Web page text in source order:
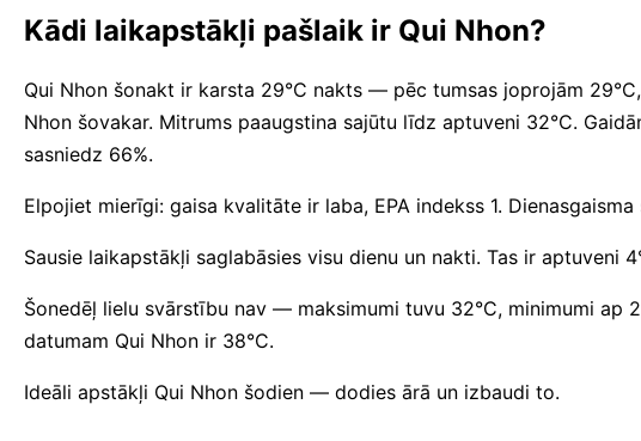
Kādi laikapstākļi pašlaik ir Qui Nhon?
Qui Nhon šonakt ir karsta 29°C nakts — pēc tumsas joprojām
Nhon šovakar. Mitrums paaugstina sajūtu līdz aptuveni 32°C.
sasniedz 66%.
Elpojiet mierīgi: gaisa kvalitāte ir laba, EPA indekss 1.
Sausie laikapstākļi saglabāsies visu dienu un nakti. Tas ir aptuveni
Šonedēļ lielu svārstību nav — maksimumi tuvu 32°C, minimumi ap
datumam Qui Nhon ir 38°C.
Ideāli apstākļi Qui Nhon šodien — dodies ārā un izbaudi to.